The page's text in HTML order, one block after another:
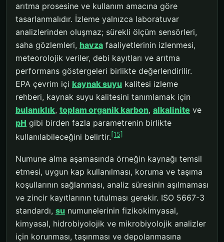
arıtma prosesine ve kullanım amacına göre
tasarlanmalıdır. İzleme yalnızca laboratuvar
analizlerinden oluşmaz; sürekli ölçüm sensörleri,
saha gözlemleri, havza faaliyetlerinin izlenmesi,
meteorolojik veriler, debi kayıtları ve arıtma
performans göstergeleri birlikte değerlendirilir.
EPA çevrim içi kaynak suyu kalitesi izleme
rehberi, kaynak suyu kalitesini tanımlamak için
bulanıklık, toplam organik karbon, alkalinite ve
pH gibi birden fazla parametrenin birlikte
kullanılabileceğini belirtir.[15]
Numune alma aşamasında örneğin kaynağı temsil
etmesi, uygun kap kullanılması, koruma ve taşıma
koşullarının sağlanması, analiz süresinin aşılmaması
ve zincir kayıtlarının tutulması gerekir. ISO 5667-3
standardı, su numunelerinin fizikokimyasal,
kimyasal, hidrobiyolojik ve mikrobiyolojik analizler
için korunması, taşınması ve depolanmasına